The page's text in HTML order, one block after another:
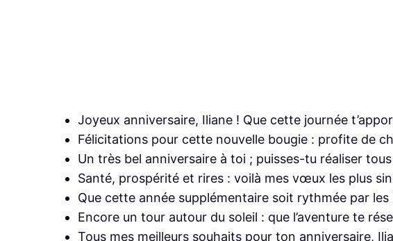
Joyeux anniversaire, Iliane ! Que cette journée
Félicitations pour cette nouvelle bougie : profite de
Un très bel anniversaire à toi ; puisses-tu réaliser
Santé, prospérité et rires : voilà mes vœux les plus
Que cette année supplémentaire soit rythmée par les
Encore un tour autour du soleil : que l’aventure te
Tous mes meilleurs souhaits pour ton anniversaire,